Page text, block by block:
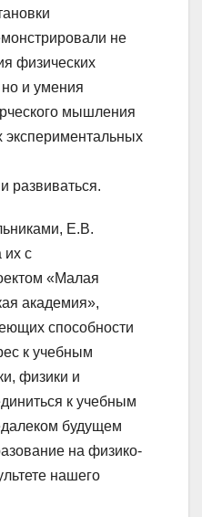
не
физических
и умения
мышления
развиваться.
Е.В.
их с
«Малая
академия»,
способности
к учебным
физики и
к учебным
будущем
на физико-
нашего